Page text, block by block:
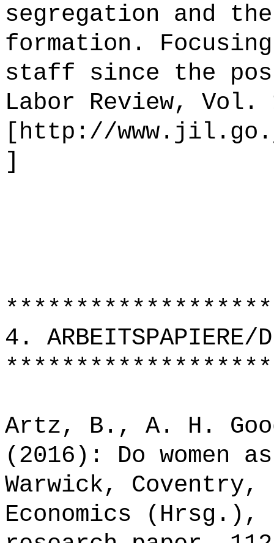
segregation and
formation.
staff since the
Labor Review,
[http://
]
4. ARBEITSPAPIERE/
Artz, B., A. H.
(2016): Do women
Warwick, Coventry,
Economics (Hrsg.),